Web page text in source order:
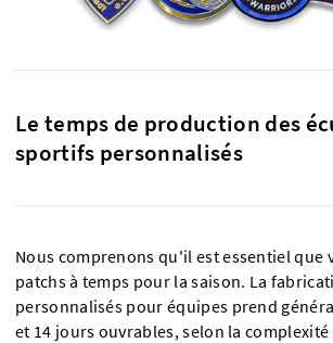
Le temps de production des
sportifs personnalisés
Nous comprenons qu'il est essentiel que
patchs à temps pour la saison. La
personnalisés pour équipes prend
et 14 jours ouvrables, selon la